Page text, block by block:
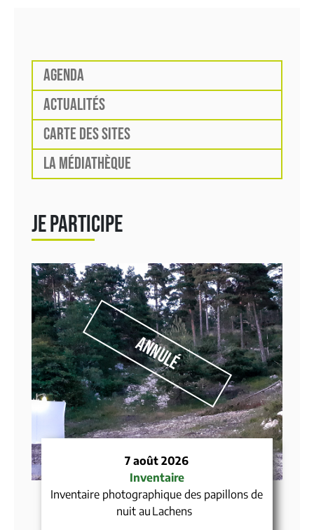
AGENDA
ACTUALITÉS
CARTE DES SITES
LA MÉDIATHÈQUE
JE PARTICIPE
Annulé
7 août 2026
Inventaire
Inventaire photographique des papillons de
nuit au Lachens